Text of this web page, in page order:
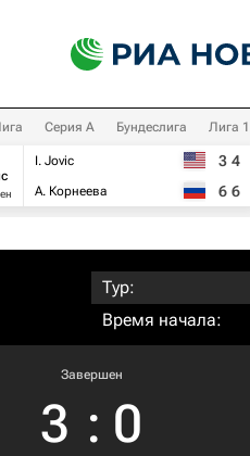
Серия А Бундеслига Лига 1
I. Jovic
А. Корнеева
3 4
6 6
Тур:
Время начала:
Завершен
3 : 0